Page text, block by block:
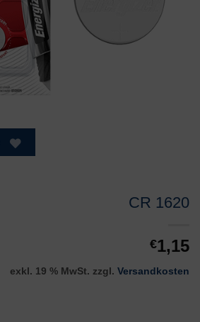
CR 1620
€1,15
exkl. 19 % MwSt. zzgl. Versandkosten